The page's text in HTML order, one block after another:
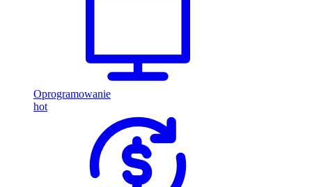
Oprogramowanie
hot